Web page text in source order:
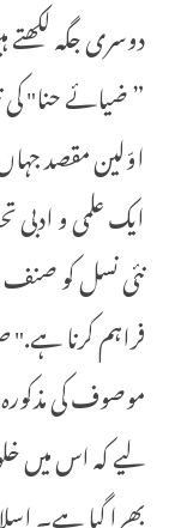
دوسری جگہ لکھتے
” ضیائے حنا"
اوّلین مقصد
ایک علمی و
نئی نسل کو صنف
فراہم کرنا ہے."
موصوف کی
لیے کہ اس میں
بھرا گیا ہے۔